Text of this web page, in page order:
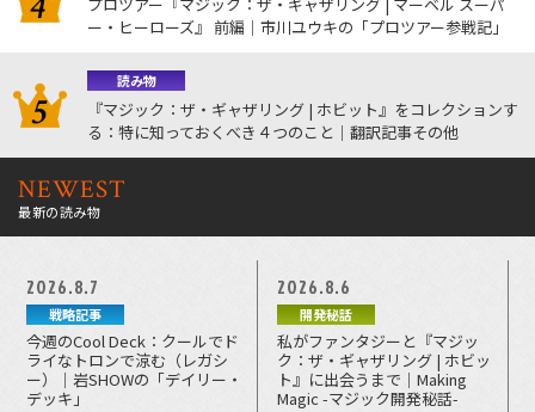
プロツアー『マジック：ザ・ギャザリング | マーベル スーパ
ー・ヒーローズ』 前編｜市川ユウキの「プロツアー参戦記」
読み物
『マジック：ザ・ギャザリング | ホビット』をコレクションす
る：特に知っておくべき４つのこと｜翻訳記事その他
NEWEST
最新の読み物
2026.8.7
戦略記事
今週のCool Deck：クールでド
ライなトロンで涼む（レガシ
ー）｜岩SHOWの「デイリー・
デッキ」
2026.8.6
開発秘話
私がファンタジーと『マジッ
ク：ザ・ギャザリング | ホビッ
ト』に出会うまで｜Making
Magic -マジック開発秘話-